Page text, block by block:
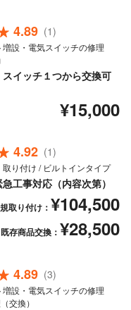
4.89 (1)
設・電気スイッチの修理
スイッチ１つから交換可
¥15,000
4.92 (1)
り付け / ビルトインタイプ
工事対応（内容次第）
取り付け： ¥104,500
既存商品交換： ¥28,500
4.89 (3)
設・電気スイッチの修理
交換）